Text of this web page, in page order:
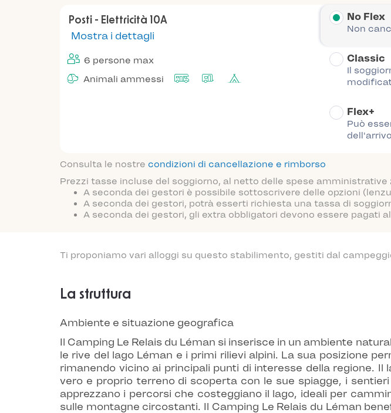
Posti - Elettricità 10A
Mostra i dettagli
6 persone max
Animali ammessi
No Flex
Non
Classic
Il
Flex+
Può
Consulta le nostre condizioni di cancellazione e rimborso
Prezzi tasse incluse del soggiorno, al netto delle spese amministrative
A seconda dei gestori è possibile sottoscrivere delle opzioni
A seconda dei gestori, potrà esserti richiesta una tassa di
A seconda dei gestori, gli extra obbligatori devono essere pagati
Ti proponiamo vari alloggi su questo stabilimento, gestiti dal
La struttura
Ambiente e situazione geografica
Il Camping Le Relais du Léman si inserisce in un ambiente
le rive del lago Léman e i primi rilievi alpini. La sua posizione
rimanendo vicino ai principali punti di interesse della regione.
vero e proprio terreno di scoperta con le sue spiagge, i
apprezzano i percorsi che costeggiano il lago, ideali per
sulle montagne circostanti. Il Camping Le Relais du Léman